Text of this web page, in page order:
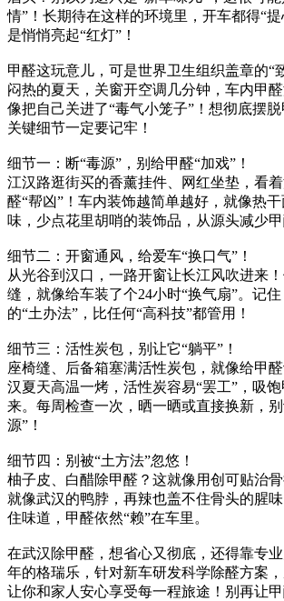
情”！长期待在这样的环境里，开车都得“
是悄悄亮起“红灯”！
甲醛这玩意儿，可是世界卫生组织盖章的“致癌
闷热的夏天，关窗开空调几分钟，车内
像把自己关进了“毒气小笼子”！想彻底摆脱
关键细节一定要记牢！
细节一：断“毒源”，别给甲醛“加戏”！
江汉路逛街买的香薰挂件、网红坐垫，看着
醛“帮凶”！车内装饰越简单越好，就
味，少点花里胡哨的装饰品，从源头减少甲醛释放
细节二：开窗通风，给爱车“换口气”！
从光谷到汉口，一路开窗让长江风吹进来
缝，就像给车装了个24小时“换气扇”。记住
的“土办法”，比任何“高科技”都管用！
细节三：活性炭包，别让它“躺平”！
座椅缝、后备箱塞满活性炭包，就像给甲
汉夏天高温一烤，活性炭容易“罢工”，
来。每周检查一次，晒一晒或直接换新
源”！
细节四：别被“土方法”忽悠！
柚子皮、白醋除甲醛？这就像用创可贴治骨折
就像武汉的鸭脖，再辣也盖不住骨头的腥味
住味道，甲醛依然“赖”在车里。
在武汉除甲醛，想省心又彻底，还得靠专业
年的格瑞乐，针对新车研发科学除醛方案，
让你和家人安心享受每一程旅途！别再让甲